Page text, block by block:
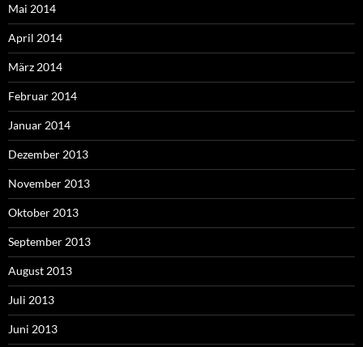
Mai 2014
April 2014
März 2014
Februar 2014
Januar 2014
Dezember 2013
November 2013
Oktober 2013
September 2013
August 2013
Juli 2013
Juni 2013